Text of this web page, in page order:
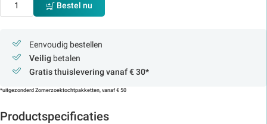
Bestel nu
Eenvoudig bestellen
Veilig betalen
Gratis thuislevering vanaf € 30*
*uitgezonderd Zomerzoektochtpakketten, vanaf € 50
Productspecificaties